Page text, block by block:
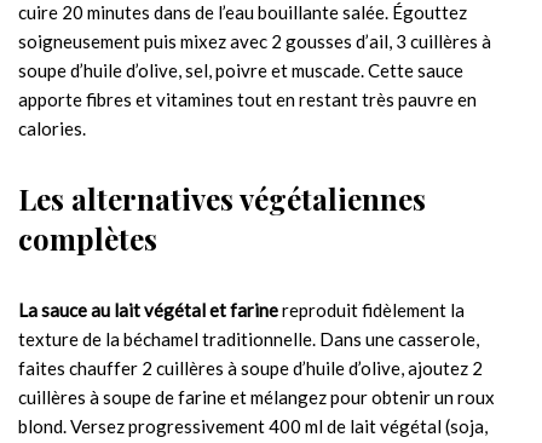
cuire 20 minutes dans de l’eau bouillante salée. Égouttez
soigneusement puis mixez avec 2 gousses d’ail, 3 cuillères à
soupe d’huile d’olive, sel, poivre et muscade. Cette sauce
apporte fibres et vitamines tout en restant très pauvre en
calories.
Les alternatives végétaliennes
complètes
La sauce au lait végétal et farinereproduit fidèlement la
texture de la béchamel traditionnelle. Dans une casserole,
faites chauffer 2 cuillères à soupe d’huile d’olive, ajoutez 2
cuillères à soupe de farine et mélangez pour obtenir un roux
blond. Versez progressivement 400 ml de lait végétal (soja,